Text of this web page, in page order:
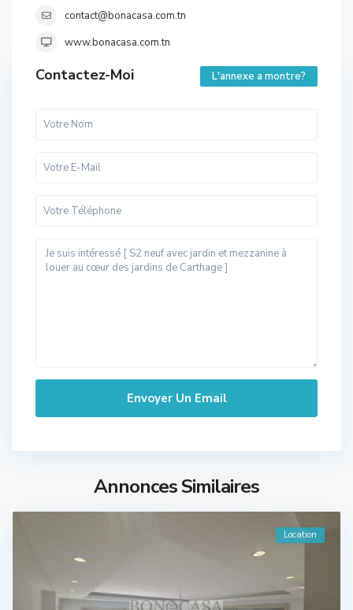
contact@bonacasa.com.tn
www.bonacasa.com.tn
Contactez-Moi L'annexe a montre?
Annonces Similaires
Location